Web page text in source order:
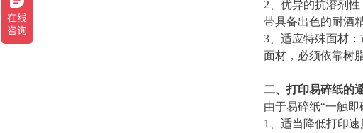
2、优异的抗溶剂
带具备出色的耐酒
3、适应特殊面材
面材，必须依靠树
二、打印易碎纸的
由于易碎纸“一触
1、适当降低打印